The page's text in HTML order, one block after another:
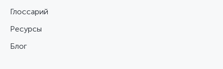
Глоссарий
Ресурсы
Блог